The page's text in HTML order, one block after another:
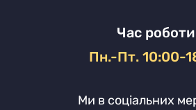
Час роботи
Пн.-Пт. 10:00-
Ми в соціальних